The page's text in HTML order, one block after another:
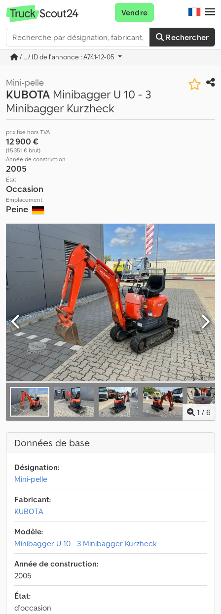
Rechercher
Vendre
/ ... / ID de l'annonce : A741-12-05
Mini-pelle
KUBOTA Minibagger U 10 - 3
Minibagger Kurzheck
prix fixe hors TVA
12 900 €
(15 351 € brut)
Année de construction
2005
État
Occasion
Emplacement
Peine
1 / 6
Données de base
Désignation:
Mini-pelle
Fabricant:
KUBOTA
Modèle:
Minibagger U 10 - 3 Minibagger Kurzheck
Année de construction:
2005
État:
d'occasion